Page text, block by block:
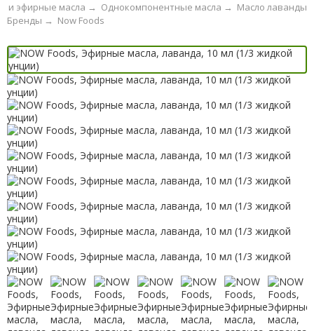
и эфирные масла → Однокомпонентные масла → Масло лаванды
Now Foods
Бренды →